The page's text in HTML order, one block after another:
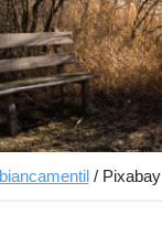
biancamentil / Pixabay